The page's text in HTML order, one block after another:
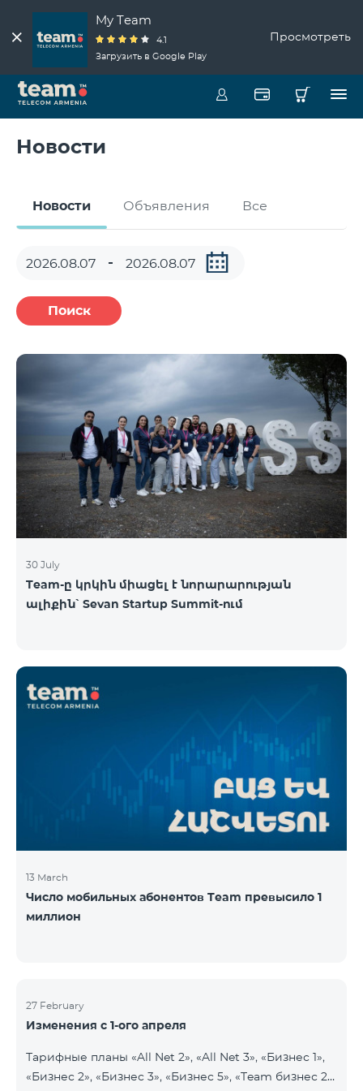
My Team
4.1
Загрузить в Google Play
Просмотреть
Новости
Новости Объявления Все
Поиск
30 July
Team-ը կրկին միացել է նորարարության
ալիքին՝ Sevan Startup Summit-ում
13 March
Число мобильных абонентов Team превысило 1
миллион
27 February
Изменения с 1-ого апреля
Тарифные планы «All Net 2», «All Net 3», «Бизнес 1»,
«Бизнес 2», «Бизнес 3», «Бизнес 5», «Team бизнес 2»,